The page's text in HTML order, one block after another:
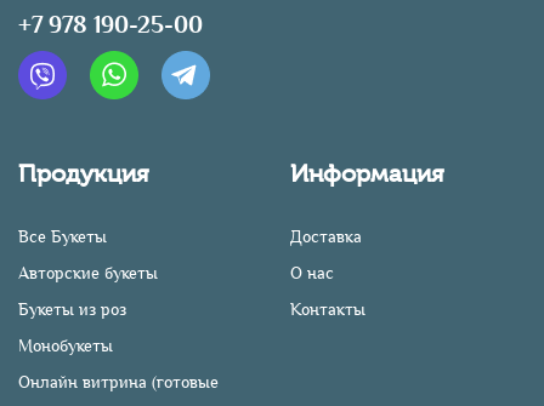
+7 978 190-25-00
Продукция
Все Букеты
Авторские букеты
Букеты из роз
Монобукеты
Онлайн витрина (готовые
Информация
Доставка
О нас
Контакты